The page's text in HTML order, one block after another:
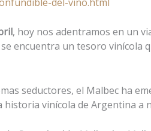
, hoy nos adentramos en un
se encuentra un tesoro vinícola
seductores, el Malbec ha
vinícola de Argentina a